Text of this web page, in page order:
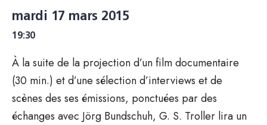
mardi 17 mars 2015
19:30
À la suite de la projection d’un film documentaire
(30 min.) et d’une sélection d’interviews et de
scènes des ses émissions, ponctuées par des
échanges avec Jörg Bundschuh, G. S. Troller lira un